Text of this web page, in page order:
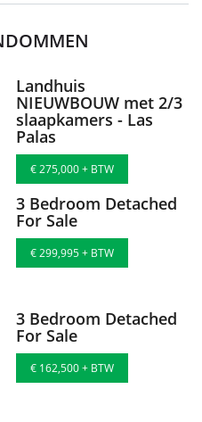
Landhuis
NIEUWBOUW met 2/3
slaapkamers - Las
Palas
€ 275,000 + BTW
3 Bedroom Detached
For Sale
€ 299,995 + BTW
3 Bedroom Detached
For Sale
€ 162,500 + BTW